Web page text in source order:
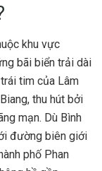
khu vực
bãi biển trải dài
tim của Lâm
thu hút bởi
mạn. Dù Bình
đường biên giới
phố Phan